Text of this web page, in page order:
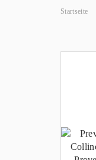
Startseite